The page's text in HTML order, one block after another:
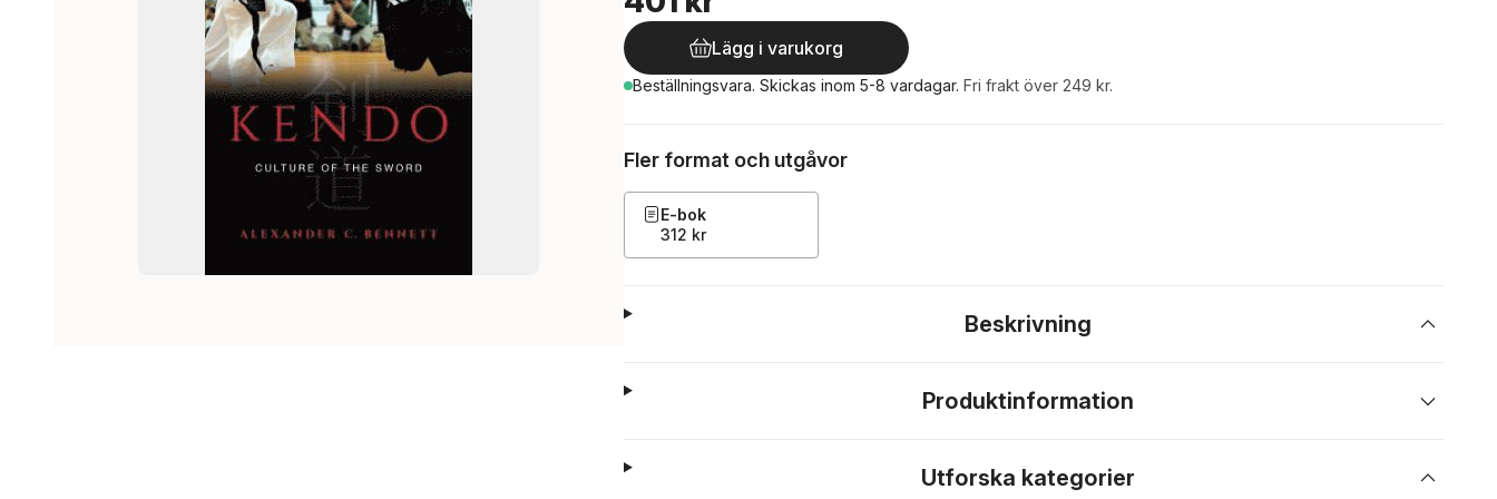
Lägg i varukorg
Beställningsvara. Skickas inom 5-8 vardagar. Fri frakt över 249 kr.
Fler format och utgåvor
E-bok
312 kr
Beskrivning
Produktinformation
Utforska kategorier